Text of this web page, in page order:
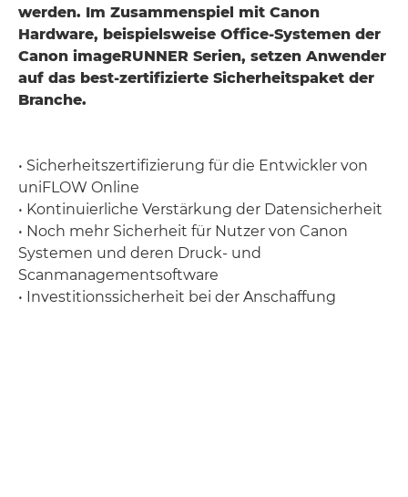
werden. Im Zusammenspiel mit Canon
Hardware, beispielsweise Office-Systemen der
Canon imageRUNNER Serien, setzen Anwender
auf das best-zertifizierte Sicherheitspaket der
Branche.
• Sicherheitszertifizierung für die Entwickler von
uniFLOW Online
• Kontinuierliche Verstärkung der Datensicherheit
• Noch mehr Sicherheit für Nutzer von Canon
Systemen und deren Druck- und
Scanmanagementsoftware
• Investitionssicherheit bei der Anschaffung